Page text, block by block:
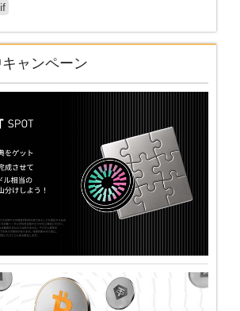
ャンペーン